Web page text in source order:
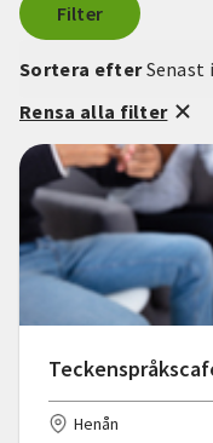
Filter
Sortera efterSenast
Rensa alla filter
Henån